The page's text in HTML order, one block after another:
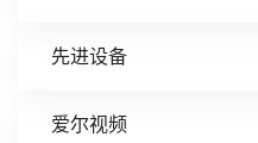
先进设备
爱尔视频